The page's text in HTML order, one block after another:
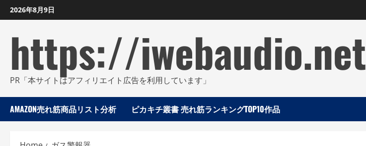
Skip
to
2026年8月9日
https://iwebaudio.net
PR「本サイトはアフィリエイト広告を利用しています」
AMAZON売れ筋商品リスト分析 ピカキチ叢書 売れ筋ランキングTOP10作品